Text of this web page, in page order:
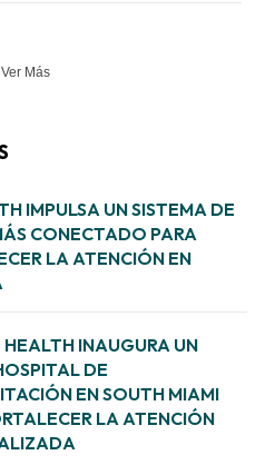
Ver Más
IMPULSA UN SISTEMA DE
CONECTADO PARA
LA ATENCIÓN EN
INAUGURA UN
DE
EN SOUTH MIAMI
LA ATENCIÓN